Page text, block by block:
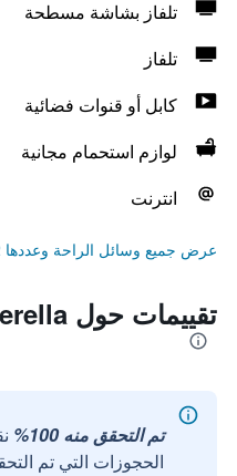
تلفاز بشاشة مسطحة
تلفاز
كابل أو قنوات فضائية
لوازم استحمام مجانية
انترنت
عرض جميع وسائل الراحة وعددها 62
تقييمات حول Logis Hotel L'esterella
تم التحقق منه 100%
الحجوزات التي تم